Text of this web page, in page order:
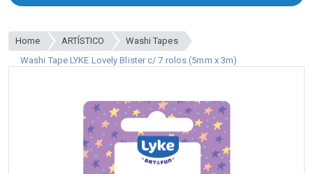
Home ARTÍSTICO
Washi Tapes
Washi Tape LYKE Lovely Blister c/ 7 rolos (5mm x 3m)